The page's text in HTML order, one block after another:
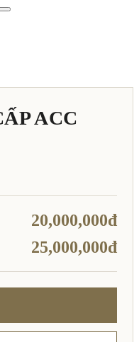
ACC
20,000,000đ
25,000,000đ